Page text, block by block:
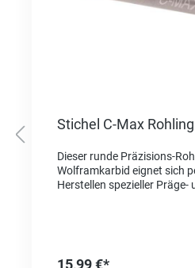
Stichel C-Max
Dieser runde Präzisions-
Wolframkarbid eignet sich
Herstellen spezieller Präge-
15,99 €*